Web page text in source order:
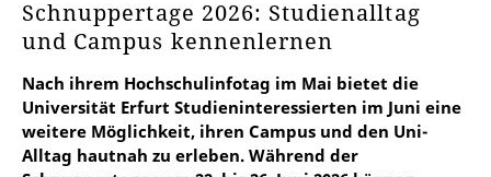
Schnuppertage 2026: Studienalltag
und Campus kennenlernen
Nach ihrem Hochschulinfotag im Mai bietet die
Universität Erfurt Studieninteressierten im Juni eine
weitere Möglichkeit, ihren Campus und den Uni-
Alltag hautnah zu erleben. Während der